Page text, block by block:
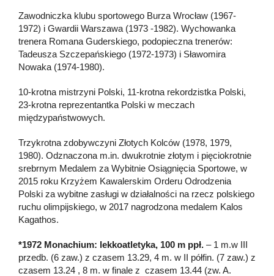
Zawodniczka klubu sportowego Burza Wrocław (1967-
1972) i Gwardii Warszawa (1973 -1982). Wychowanka
trenera Romana Guderskiego, podopieczna trenerów:
Tadeusza Szczepańskiego (1972-1973) i Sławomira
Nowaka (1974-1980).
10-krotna mistrzyni Polski, 11-krotna rekordzistka Polski,
23-krotna reprezentantka Polski w meczach
międzypaństwowych.
Trzykrotna zdobywczyni Złotych Kolców (1978, 1979,
1980). Odznaczona m.in. dwukrotnie złotym i pięciokrotnie
srebrnym Medalem za Wybitnie Osiągnięcia Sportowe, w
2015 roku Krzyżem Kawalerskim Orderu Odrodzenia
Polski za wybitne zasługi w działalności na rzecz polskiego
ruchu olimpijskiego, w 2017 nagrodzona medalem Kalos
Kagathos.
*1972 Monachium: lekkoatletyka, 100 m ppł. – 1 m.w III
przedb. (6 zaw.) z czasem 13.29, 4 m. w II półfin. (7 zaw.) z
czasem 13.24 , 8 m. w finale z czasem 13.44 (zw. A.